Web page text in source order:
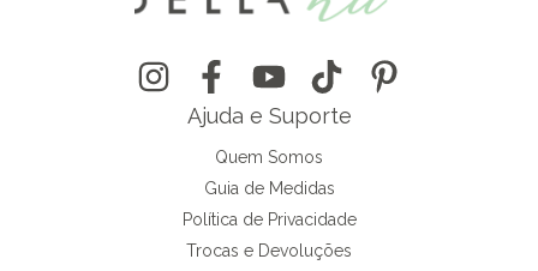
Ajuda e Suporte
Quem Somos
Guia de Medidas
Política de Privacidade
Trocas e Devoluções